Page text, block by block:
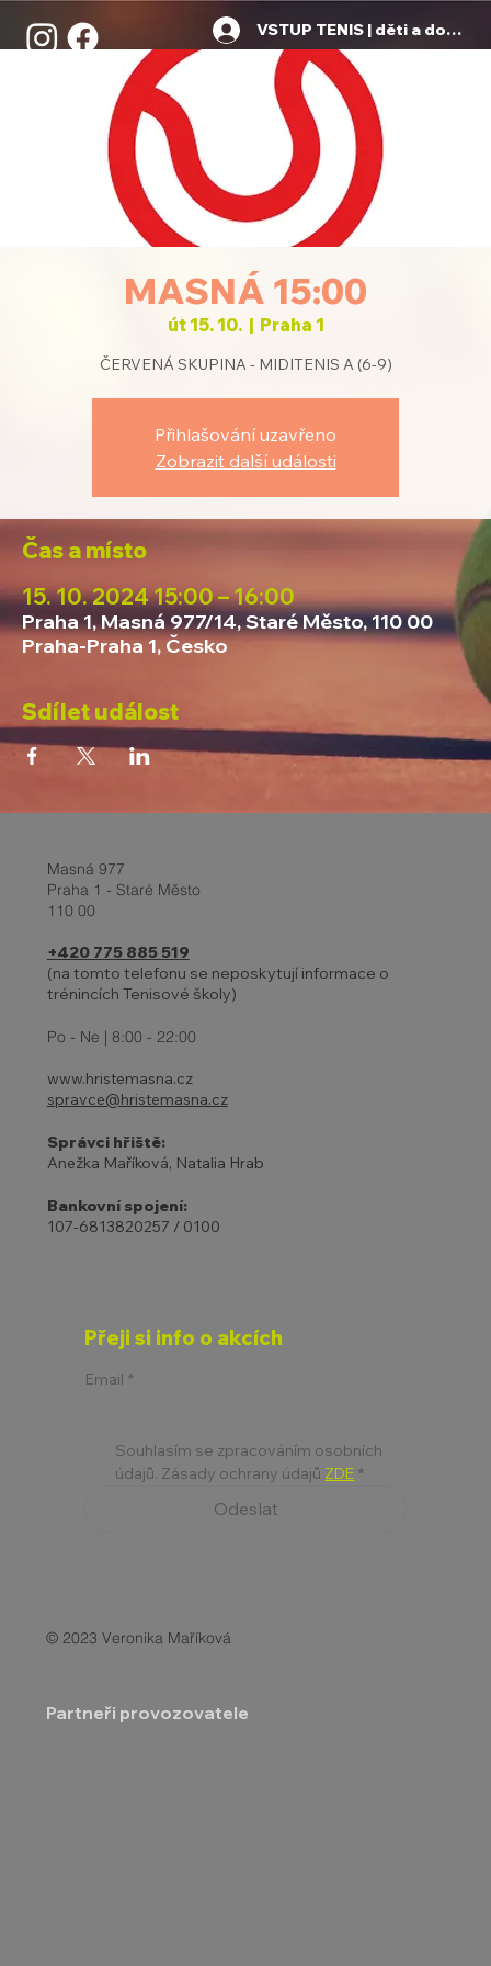
VSTUP TENIS | děti a dospělí
MASNÁ 15:00
út 15. 10.
  |
Praha 1
ČERVENÁ SKUPINA - MIDITENIS A (6-9)
Přihlašování uzavřeno
Zobrazit další události
Čas a místo
15. 10. 2024 15:00 – 16:00
Praha 1, Masná 977/14, Staré Město, 110 00
Praha-Praha 1, Česko
Sdílet událost
Masná 977
Praha 1 - Staré Město
110 00
+420 775 885 519
(na tomto telefonu se neposkytují informace o
trénincích Tenisové školy)
Po - Ne | 8:00 - 22:00
www.hristemasna.cz
spravce@hristemasna.cz
Správci hřiště:
Anežka Maříková, Natalia Hrab
Bankovní spojení:
107-6813820257 / 0100
Přeji si info o akcích
Email *
Souhlasím se zpracováním osobních
údajů. Zásady ochrany údajů ZDE *
Odeslat
© 2023 Veronika Maříková
Partneři provozovatele